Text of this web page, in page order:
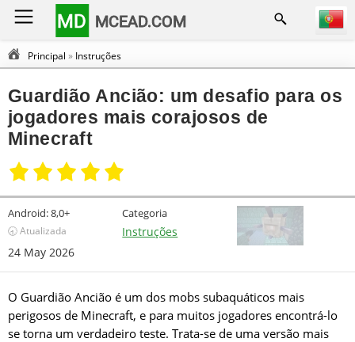
MD MCEAD.COM
Principal » Instruções
Guardião Ancião: um desafio para os
jogadores mais corajosos de
Minecraft
Android:8,0+
🕣 Atualizada
24 May 2026
Categoria
Instruções
O Guardião Ancião é um dos mobs subaquáticos mais
perigosos de Minecraft, e para muitos jogadores encontrá-lo
se torna um verdadeiro teste. Trata-se de uma versão mais